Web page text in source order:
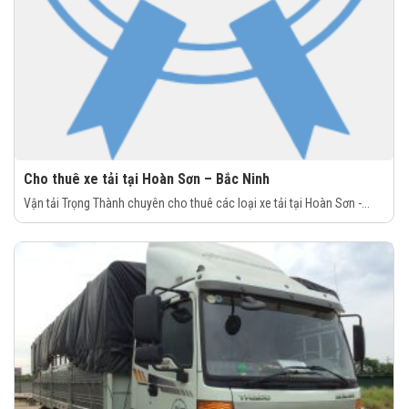
Cho thuê xe tải tại Hoàn Sơn – Bắc Ninh
Vận tải Trọng Thành chuyên cho thuê các loại xe tải tại Hoàn Sơn -...